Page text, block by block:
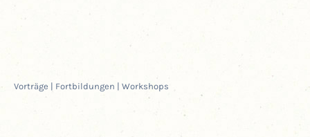
Vor­trä­ge | Fort­bil­dun­gen | Workshops